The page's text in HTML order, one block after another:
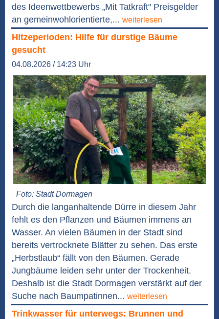
des Ideenwettbewerbs „Mit Tatkraft" Preisgelder
an gemeinwohlorientierte,... weiterlesen
Hitzeperioden: Hilfe für durstige Bäume
gesucht
04.08.2026 / 14:23 Uhr
Foto: Stadt Dormagen
Durch die langanhaltende Dürre in diesem Jahr
fehlt es den Pflanzen und Bäumen immens an
Wasser. An vielen Bäumen in der Stadt sind
bereits vertrocknete Blätter zu sehen. Das erste
„Herbstlaub“ fällt von den Bäumen. Gerade
Jungbäume leiden sehr unter der Trockenheit.
Deshalb ist die Stadt Dormagen verstärkt auf der
Suche nach Baumpatinnen... weiterlesen
Trinkwasser für unterwegs: Brunnen und